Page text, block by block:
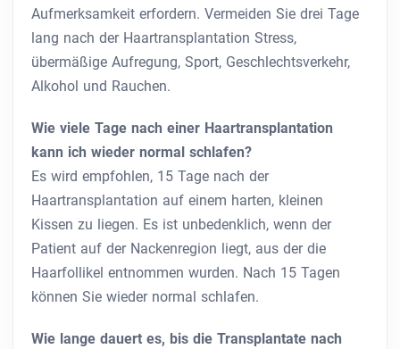
Aufmerksamkeit erfordern. Vermeiden Sie drei Tage
lang nach der Haartransplantation Stress,
übermäßige Aufregung, Sport, Geschlechtsverkehr,
Alkohol und Rauchen.
Wie viele Tage nach einer Haartransplantation
kann ich wieder normal schlafen?
Es wird empfohlen, 15 Tage nach der
Haartransplantation auf einem harten, kleinen
Kissen zu liegen. Es ist unbedenklich, wenn der
Patient auf der Nackenregion liegt, aus der die
Haarfollikel entnommen wurden. Nach 15 Tagen
können Sie wieder normal schlafen.
Wie lange dauert es, bis die Transplantate nach